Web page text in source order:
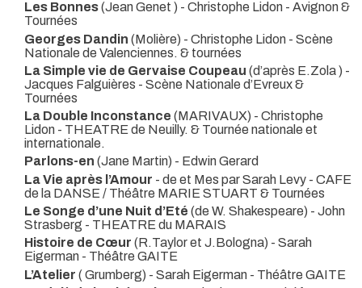
Les Bonnes(Jean Genet ) - Christophe Lidon - Avignon &
Tournées
Georges Dandin (Molière) - Christophe Lidon - Scène
Nationale de Valenciennes. & tournées
La Simple vie de Gervaise Coupeau (d’après E.Zola ) -
Jacques Falguières - Scène Nationale d’Evreux &
Tournées
La Double Inconstance (MARIVAUX) - Christophe
Lidon - THEATRE de Neuilly. & Tournée nationale et
internationale.
Parlons-en (Jane Martin) - Edwin Gerard
La Vie après l’Amour - de et Mes par Sarah Levy - CAFE
de la DANSE / Théâtre MARIE STUART & Tournées
Le Songe d’une Nuit d’Eté (de W. Shakespeare) - John
Strasberg - THEATRE du MARAIS
Histoire de Cœur (R.Taylor et J.Bologna) - Sarah
Eigerman - Théâtre GAITE
L’Atelier ( Grumberg) - Sarah Eigerman - Théâtre GAITE